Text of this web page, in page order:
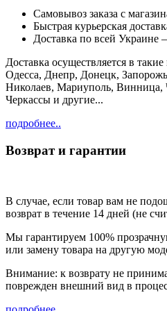
Cамовывоз заказа с
Быстрая курьерская
Доставка по всей
Доставка осуществляется в
Одесса, Днепр, Донецк,
Николаев, Мариуполь, Винница,
Черкассы и другие...
подробнее..
Возврат и гарантии
В случае, если товар вам не
возврат в течение 14 дней (не
Мы гарантируем 100%
или замену товара на другую
Внимание: к возврату не
поврежден внешний вид в